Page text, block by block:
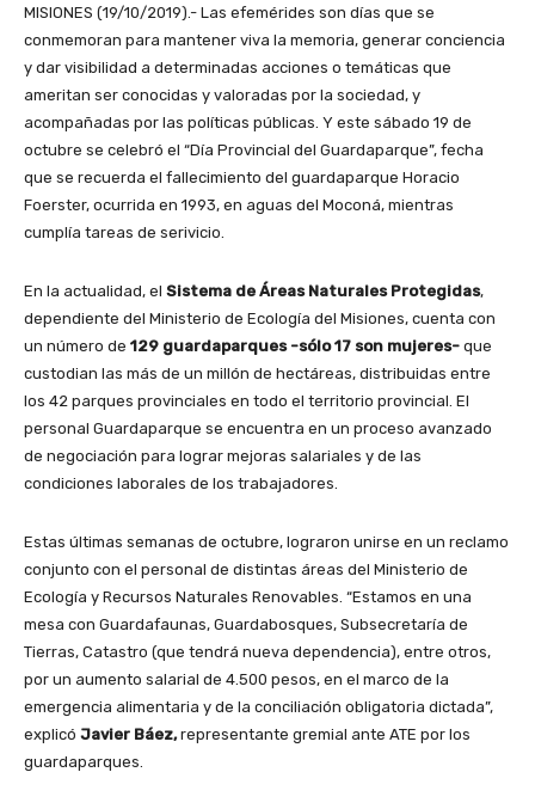
MISIONES (19/10/2019).- Las efemérides son días que se
conmemoran para mantener viva la memoria, generar conciencia
y dar visibilidad a determinadas acciones o temáticas que
ameritan ser conocidas y valoradas por la sociedad, y
acompañadas por las políticas públicas. Y este sábado 19 de
octubre se celebró el “Día Provincial del Guardaparque”, fecha
que se recuerda el fallecimiento del guardaparque Horacio
Foerster, ocurrida en 1993, en aguas del Moconá, mientras
cumplía tareas de serivicio.
En la actualidad, el Sistema de Áreas Naturales Protegidas,
dependiente del Ministerio de Ecología del Misiones, cuenta con
un número de 129 guardaparques -sólo 17 son mujeres- que
custodian las más de un millón de hectáreas, distribuidas entre
los 42 parques provinciales en todo el territorio provincial. El
personal Guardaparque se encuentra en un proceso avanzado
de negociación para lograr mejoras salariales y de las
condiciones laborales de los trabajadores.
Estas últimas semanas de octubre, lograron unirse en un reclamo
conjunto con el personal de distintas áreas del Ministerio de
Ecología y Recursos Naturales Renovables. “Estamos en una
mesa con Guardafaunas, Guardabosques, Subsecretaría de
Tierras, Catastro (que tendrá nueva dependencia), entre otros,
por un aumento salarial de 4.500 pesos, en el marco de la
emergencia alimentaria y de la conciliación obligatoria dictada”,
explicó Javier Báez,representante gremial ante ATE por los
guardaparques.